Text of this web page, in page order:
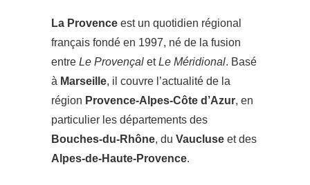
La Provence est un quotidien régional
français fondé en 1997, né de la fusion
entre Le Provençal etLe Méridional. Basé
à Marseille, il couvre l’actualité de la
région Provence-Alpes-Côte d’Azur, en
particulier les départements des
Bouches-du-Rhône, du Vaucluse et des
Alpes-de-Haute-Provence.